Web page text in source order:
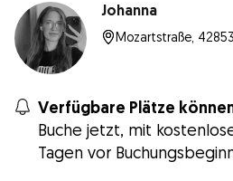
Johanna
Mozartstraße,
Verfügbare Plätze
Buche jetzt, mit
Tagen vor